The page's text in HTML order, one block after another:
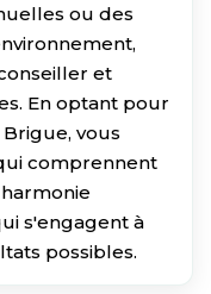
ou des
et
En optant pour
vous
comprennent
s'engagent à
possibles.